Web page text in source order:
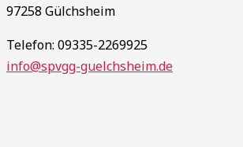
97258 Gülchsheim
Telefon: 09335-2269925
info@spvgg-guelchsheim.de